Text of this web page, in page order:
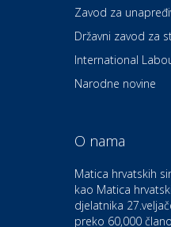
Dental Sudar
Dom i dizajn
Euro-vrt –
Odmor
Bistrica
Auto-moto i
Zavod za
Državni zavod za
International
Narodne novine
O nama
Matica hrvatskih
kao Matica
djelatnika
preko 60,000